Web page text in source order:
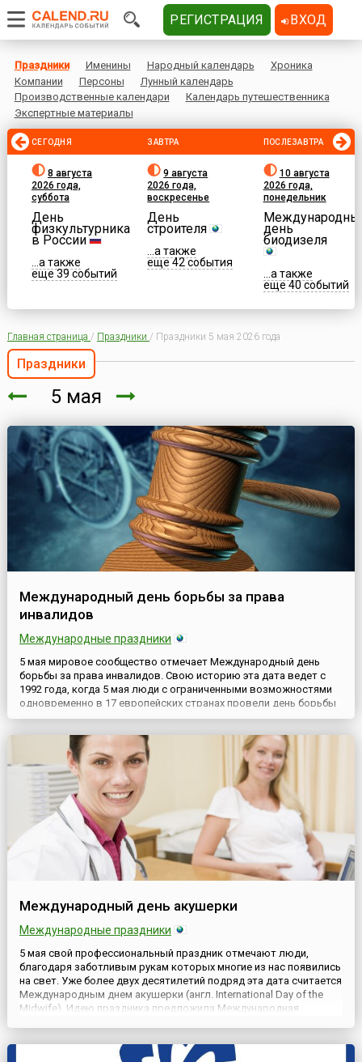
Праздники Именины Народный календарь
Хроника
Компании
Персоны
Лунный календарь
Производственные календари
Календарь путешественника
Экспертные материалы
СЕГОДНЯ
8 августа
2026 года,
суббота
День
физкультурника
в России
...а также
еще 39 событий
ЗАВТРА
9 августа
2026 года,
воскресенье
День
строителя
...а также
еще 42 события
ПОСЛЕЗАВТРА
10 августа
2026 года,
понедельник
день
биодизеля
...а также
еще 40 событий
Главная страница / Праздники / Праздники 5 мая 2026 года
Праздники
5 мая
Международный день борьбы за права
инвалидов
Международные праздники
5 мая мировое сообщество отмечает Международный день
борьбы за права инвалидов. Свою историю эта дата ведет с
1992 года, когда 5 мая люди с ограниченными возможностями
одновременно в 17 европейских странах провели день борьбы
за соблюдение равных прав инвалидов и против
сенсорными ограничениями. С того времени подобные
мероприятия стали тради...
Международный день акушерки
Международные праздники
5 мая свой профессиональный праздник отмечают люди,
благодаря заботливым рукам которых многие из нас появились
на свет. Уже более двух десятилетий подряд эта дата считается
Международным днем акушерки (англ. International Day of the
Midwife). Идею праздника предложила Международная
РЕГИСТРАЦИЯ ВХОД